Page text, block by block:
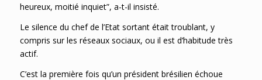
heureux, moitié inquiet”, a-t-il insisté.
Le silence du chef de l’Etat sortant était troublant, y
compris sur les réseaux sociaux, ou il est d’habitude très
actif.
C’est la première fois qu’un président brésilien échoue